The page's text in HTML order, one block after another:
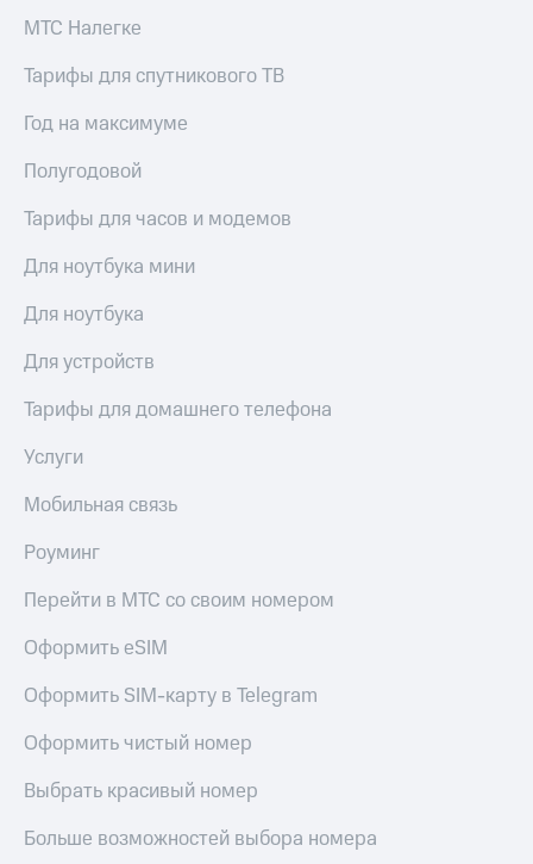
МТС Налегке
Тарифы для спутникового ТВ
Год на максимуме
Полугодовой
Тарифы для часов и модемов
Для ноутбука мини
Для ноутбука
Для устройств
Тарифы для домашнего телефона
Услуги
Мобильная связь
Роуминг
Перейти в МТС со своим номером
Оформить eSIM
Оформить SIM-карту в Telegram
Оформить чистый номер
Выбрать красивый номер
Больше возможностей выбора номера